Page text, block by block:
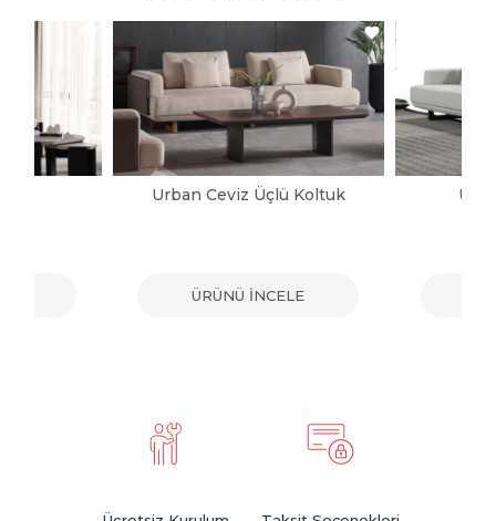
Urban Ceviz Üçlü Koltuk
ÜRÜNÜ İNCELE